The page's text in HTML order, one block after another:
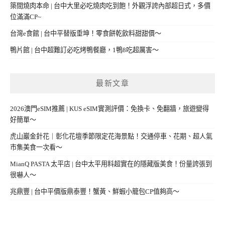
築間燒肉本命 | 台中大里必吃燒肉吃到飽！外觀浮誇內部超日式，多價
位滿滿CP~
台灣e食館 | 台中平替版垂坤！零食餅乾飲料甜甜價～
鴨片館 | 台中超難訂必吃烤鴨餐廳，1鴨8吃超厲害～
最新文章
2026澳門eSIM推薦 | KUS eSIM實測評價：免換卡、免翻牆，旅遊變得
好簡單～
虎山巖金針花｜彰化花壇季節限定花海景點！交通停車、花期、超人氣
市集美食一次看～
MianQ PASTA 太平店 | 台中太平用料超實在的隱藏版美食！份量誇張到
很嚇人～
兆鼎豐 | 台中平價版鼎泰豐！蟹黃、鮮蝦小籠包CP值夠高～